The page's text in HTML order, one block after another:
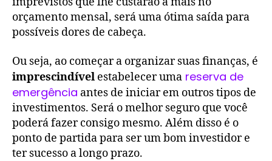
orçamento mensal, será uma ótima saída para
possíveis dores de cabeça.
Ou seja, ao começar a organizar suas finanças, é
imprescindível estabelecer uma reserva de
emergência antes de iniciar em outros tipos de
investimentos. Será o melhor seguro que você
poderá fazer consigo mesmo. Além disso é o
ponto de partida para ser um bom investidor e
ter sucesso a longo prazo.